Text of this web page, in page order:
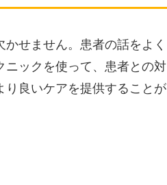
せません。患者の話をよく
ニックを使って、患者との対
り良いケアを提供することが